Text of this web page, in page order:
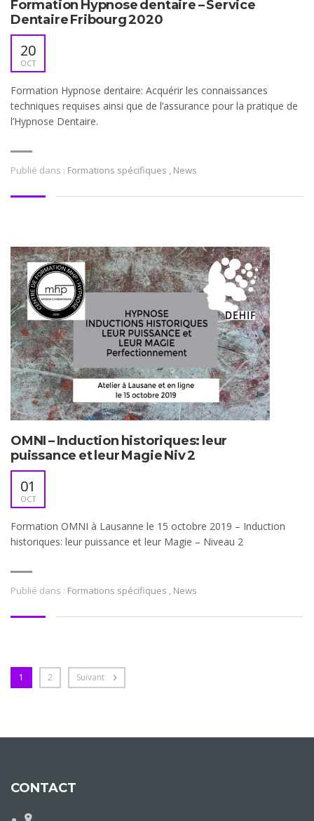
Formation Hypnose dentaire – Service
Dentaire Fribourg 2020
20
OCT
Formation Hypnose dentaire: Acquérir les connaissances
techniques requises ainsi que de l’assurance pour la pratique de
l’Hypnose Dentaire.
Publié dans : Formations spécifiques , News
OMNI – Induction historiques: leur
puissance et leur Magie Niv 2
01
OCT
Formation OMNI à Lausanne le 15 octobre 2019 – Induction
historiques: leur puissance et leur Magie – Niveau 2
Publié dans : Formations spécifiques , News
1 2 Suivant
CONTACT